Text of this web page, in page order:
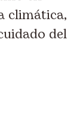
climática,
del